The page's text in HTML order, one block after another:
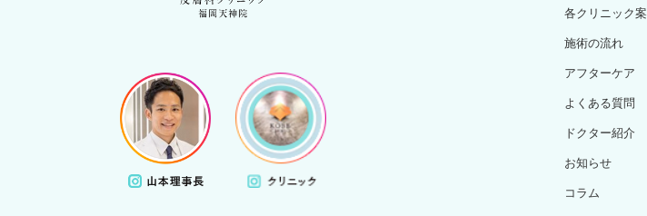
各クリニック
施術の流れ
アフターケア
よくある質問
ドクター紹介
お知らせ
コラム